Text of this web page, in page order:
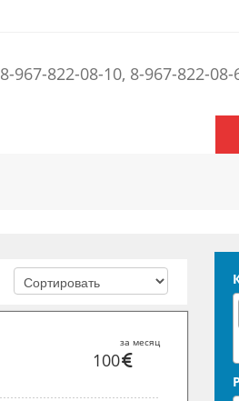
8-967-822-08-10, 8-967-822-
за месяц
100